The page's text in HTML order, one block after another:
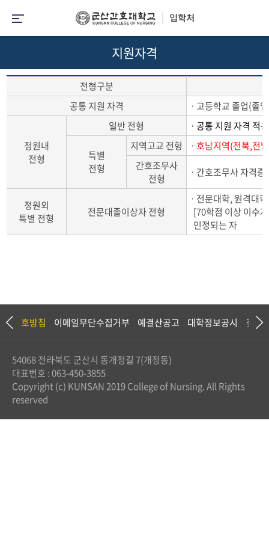
지원자격
전형구분
공통 지원 자격
ㆍ고등학교 졸업(졸
정원내
전형
일반 전형 ㆍ공통 지원 자격 적용
특별
전형
지역고교 전형 ㆍ호남지역(전북,전
간호조무사
전형
ㆍ간호조무사 자격
정원외
특별 전형
전문대졸이상자 전형
ㆍ전문대학, 원격대
[70학점 이상 이수
인정되는 자
보보호방침 이메일무단수집거부 예결산공고 대학정보공시 찾아
54068 전라북도 군산시 동개정길 7(개정동)
대표번호 : 063-450-3855
Copyright (c) KUNSAN 2019 College of Nursing. All Rights
reserved